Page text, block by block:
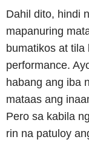
Dahil dito, hindi
mapanuring
bumatikos at
performance.
habang ang iba
mataas ang
Pero sa kabila
rin na patuloy